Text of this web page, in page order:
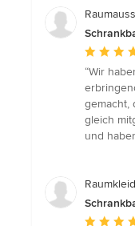
5
von
5
Sternen
“Wir
gemacht,
gleich
und